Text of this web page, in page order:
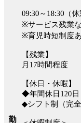
勤
09:30～18:30（休
※サービス残業
※育児時短制度
【残業】
月17時間程度
【休日・休暇】
◆年間休日120日
◆シフト制（完全